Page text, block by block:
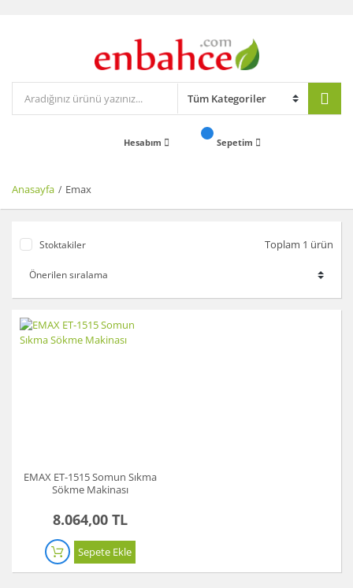
Hesabım Sepetim
Anasayfa Emax
Stoktakiler Toplam 1 ürün
EMAX ET-1515 Somun Sıkma
Sökme Makinası
8.064,00 TL
Sepete Ekle